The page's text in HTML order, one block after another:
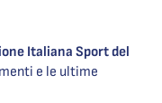
Italiana Sport del
e le ultime